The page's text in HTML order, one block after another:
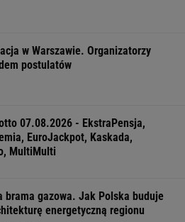
w Warszawie. Organizatorzy
postulatów
07.08.2026 - EkstraPensja,
EuroJackpot, Kaskada,
MultiMulti
brama gazowa. Jak Polska buduje
energetyczną regionu